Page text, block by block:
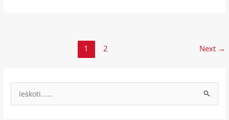
1 2 Next →